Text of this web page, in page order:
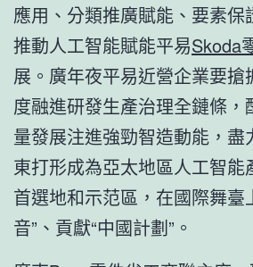
應用、分類推廣賦能、要素保
推動人工智能賦能平易Skoda
展。廣年夜平易近營企業要搶
度融進研發生產治理全鏈條，
量發展注進強勁智造動能，盡
東打形成為亞太地區人工智能
首選地和示范區，在國際舞臺
音”、貢獻“中國計劃”。